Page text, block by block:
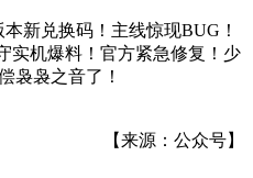
【来源：公众号】